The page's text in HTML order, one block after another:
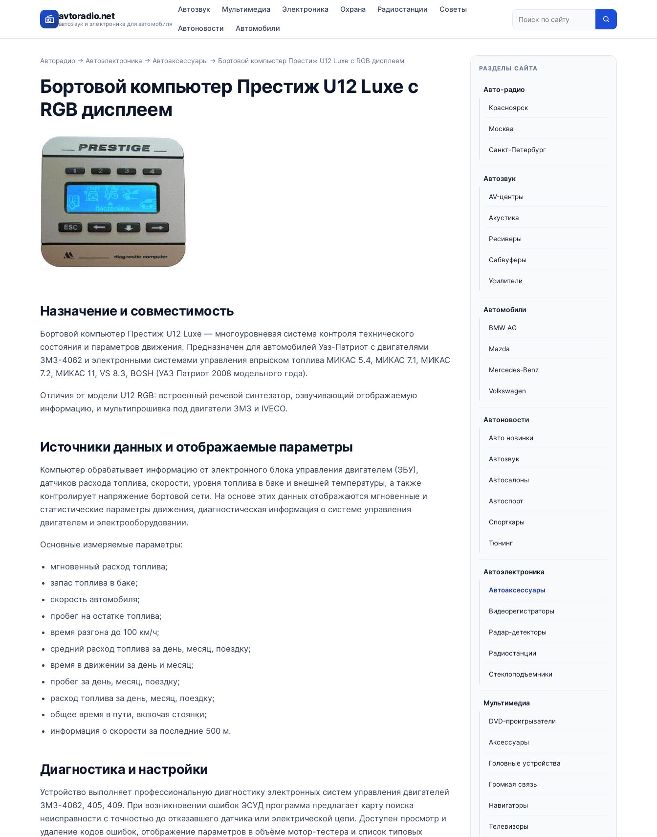
avtoradio.net
автозвук и электроника для автомобиля
Автозвук Мультимедиа Электроника Охрана Радиостанции Советы
Автоновости Автомобили
Авторадио → Автоэлектроника → Автоаксессуары → Бортовой компьютер Престиж U12 Luxe с RGB дисплеем
Бортовой компьютер Престиж U12 Luxe с
RGB дисплеем
Назначение и совместимость
Бортовой компьютер Престиж U12 Luxe — многоуровневая система контроля технического
состояния и параметров движения. Предназначен для автомобилей Уаз-Патриот с двигателями
ЗМЗ-4062 и электронными системами управления впрыском топлива МИКАС 5.4, МИКАС 7.1, МИКАС
7.2, МИКАС 11, VS 8.3, BOSH (УАЗ Патриот 2008 модельного года).
Отличия от модели U12 RGB: встроенный речевой синтезатор, озвучивающий отображаемую
информацию, и мультипрошивка под двигатели ЗМЗ и IVECO.
Источники данных и отображаемые параметры
Компьютер обрабатывает информацию от электронного блока управления двигателем (ЭБУ),
датчиков расхода топлива, скорости, уровня топлива в баке и внешней температуры, а также
контролирует напряжение бортовой сети. На основе этих данных отображаются мгновенные и
статистические параметры движения, диагностическая информация о системе управления
двигателем и электрооборудовании.
Основные измеряемые параметры:
мгновенный расход топлива;
запас топлива в баке;
скорость автомобиля;
пробег на остатке топлива;
время разгона до 100 км/ч;
средний расход топлива за день, месяц, поездку;
время в движении за день и месяц;
пробег за день, месяц, поездку;
расход топлива за день, месяц, поездку;
общее время в пути, включая стоянки;
информация о скорости за последние 500 м.
Диагностика и настройки
Устройство выполняет профессиональную диагностику электронных систем управления двигателей
ЗМЗ-4062, 405, 409. При возникновении ошибок ЭСУД программа предлагает карту поиска
неисправности с точностью до отказавшего датчика или электрической цепи. Доступен просмотр и
удаление кодов ошибок, отображение параметров в объёме мотор-тестера и список типовых
РАЗДЕЛЫ САЙТА
Авто-радио
Красноярск
Москва
Санкт-Петербург
Автозвук
AV-центры
Акустика
Ресиверы
Сабвуферы
Усилители
Автомобили
BMW AG
Mazda
Mercedes-Benz
Volkswagen
Автоновости
Авто новинки
Автозвук
Автосалоны
Автоспорт
Спорткары
Тюнинг
Автоэлектроника
Автоаксессуары
Видеорегистраторы
Радар-детекторы
Радиостанции
Стеклоподъемники
Мультимедиа
DVD-проигрыватели
Аксессуары
Головные устройства
Громкая связь
Навигаторы
Телевизоры